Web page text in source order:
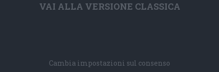
VAI ALLA VERSIONE CLASSICA
Cambia impostazioni sul consenso